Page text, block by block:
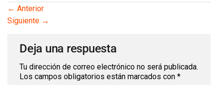
← Anterior
Siguiente →
Deja una respuesta
Tu dirección de correo electrónico no será publicada.
Los campos obligatorios están marcados con *